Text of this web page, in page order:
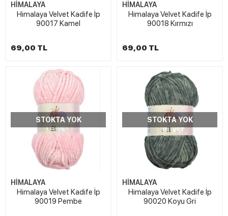
HİMALAYA
Himalaya Velvet Kadife İp
90017 Kamel
69,00 TL
HİMALAYA
Himalaya Velvet Kadife İp
90018 Kırmızı
69,00 TL
STOKTA YOK
HİMALAYA
Himalaya Velvet Kadife İp
90019 Pembe
STOKTA YOK
HİMALAYA
Himalaya Velvet Kadife İp
90020 Koyu Gri